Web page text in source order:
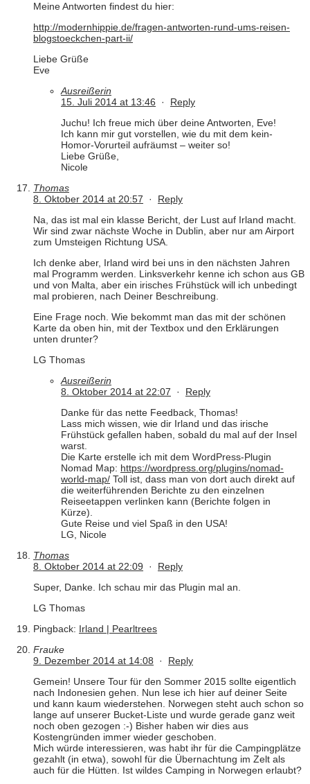
Meine Antworten findest du hier:
http://modernhippie.de/fragen-antworten-rund-ums-reisen-
blogstoeckchen-part-ii/
Liebe Grüße
Eve
Ausreißerin
15. Juli 2014 at 13:46 · Reply
Juchu! Ich freue mich über deine Antworten, Eve!
Ich kann mir gut vorstellen, wie du mit dem kein-
Homor-Vorurteil aufräumst – weiter so!
Liebe Grüße,
Nicole
Thomas
8. Oktober 2014 at 20:57 · Reply
Na, das ist mal ein klasse Bericht, der Lust auf Irland macht.
Wir sind zwar nächste Woche in Dublin, aber nur am Airport
zum Umsteigen Richtung USA.
Ich denke aber, Irland wird bei uns in den nächsten Jahren
mal Programm werden. Linksverkehr kenne ich schon aus GB
und von Malta, aber ein irisches Frühstück will ich unbedingt
mal probieren, nach Deiner Beschreibung.
Eine Frage noch. Wie bekommt man das mit der schönen
Karte da oben hin, mit der Textbox und den Erklärungen
unten drunter?
LG Thomas
Ausreißerin
8. Oktober 2014 at 22:07 · Reply
Danke für das nette Feedback, Thomas!
Lass mich wissen, wie dir Irland und das irische
Frühstück gefallen haben, sobald du mal auf der Insel
warst.
Die Karte erstelle ich mit dem WordPress-Plugin
Nomad Map: https://wordpress.org/plugins/nomad-
world-map/ Toll ist, dass man von dort auch direkt auf
die weiterführenden Berichte zu den einzelnen
Reiseetappen verlinken kann (Berichte folgen in
Kürze).
Gute Reise und viel Spaß in den USA!
LG, Nicole
Thomas
8. Oktober 2014 at 22:09 · Reply
Super, Danke. Ich schau mir das Plugin mal an.
LG Thomas
Pingback: Irland | Pearltrees
Frauke
9. Dezember 2014 at 14:08 · Reply
Gemein! Unsere Tour für den Sommer 2015 sollte eigentlich
nach Indonesien gehen. Nun lese ich hier auf deiner Seite
und kann kaum wiederstehen. Norwegen steht auch schon so
lange auf unserer Bucket-Liste und wurde gerade ganz weit
noch oben gezogen :-) Bisher haben wir dies aus
Kostengründen immer wieder geschoben.
Mich würde interessieren, was habt ihr für die Campingplätze
gezahlt (in etwa), sowohl für die Übernachtung im Zelt als
auch für die Hütten. Ist wildes Camping in Norwegen erlaubt?